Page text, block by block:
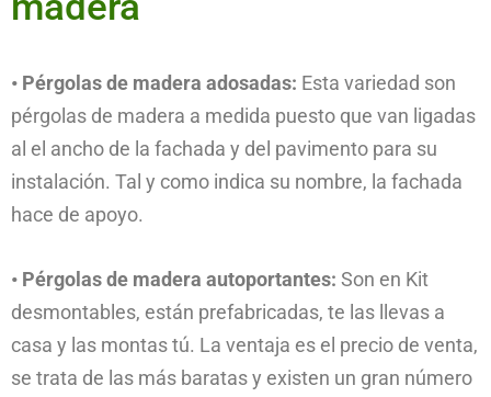
• Pérgolas de madera adosadas: Esta variedad son
pérgolas de madera a medida puesto que van ligadas
al el ancho de la fachada y del pavimento para su
instalación. Tal y como indica su nombre, la fachada
hace de apoyo.
• Pérgolas de madera autoportantes: Son en Kit
desmontables, están prefabricadas, te las llevas a
casa y las montas tú. La ventaja es el precio de venta,
se trata de las más baratas y existen un gran número